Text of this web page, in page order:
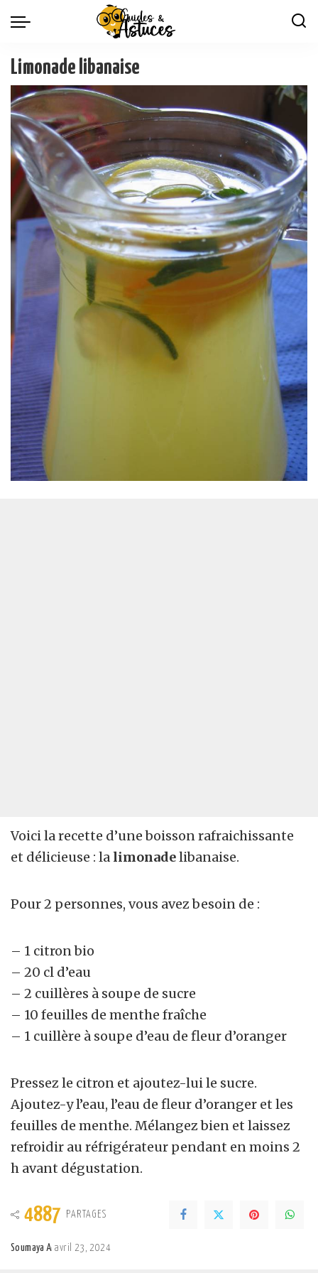
Limonade libanaise
Voici la recette d’une boisson rafraichissante
et délicieuse : la limonadelibanaise.
Pour 2 personnes, vous avez besoin de :
– 1 citron bio
– 20 cl d’eau
– 2 cuillères à soupe de sucre
– 10 feuilles de menthe fraîche
– 1 cuillère à soupe d’eau de fleur d’oranger
Pressez le citron et ajoutez-lui le sucre.
Ajoutez-y l’eau, l’eau de fleur d’oranger et les
feuilles de menthe. Mélangez bien et laissez
refroidir au réfrigérateur pendant en moins 2
h avant dégustation.
4887 PARTAGES
Posted
Soumaya A avril 23, 2024